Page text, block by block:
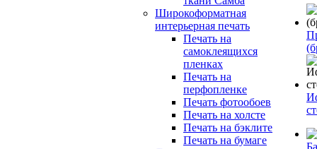
Широкоформатная
интерьерная печать
Печать на
самоклеящихся
пленках
Печать на
перфопленке
Печать фотообоев
Печать на холсте
Печать на бэклите
Печать на бумаге